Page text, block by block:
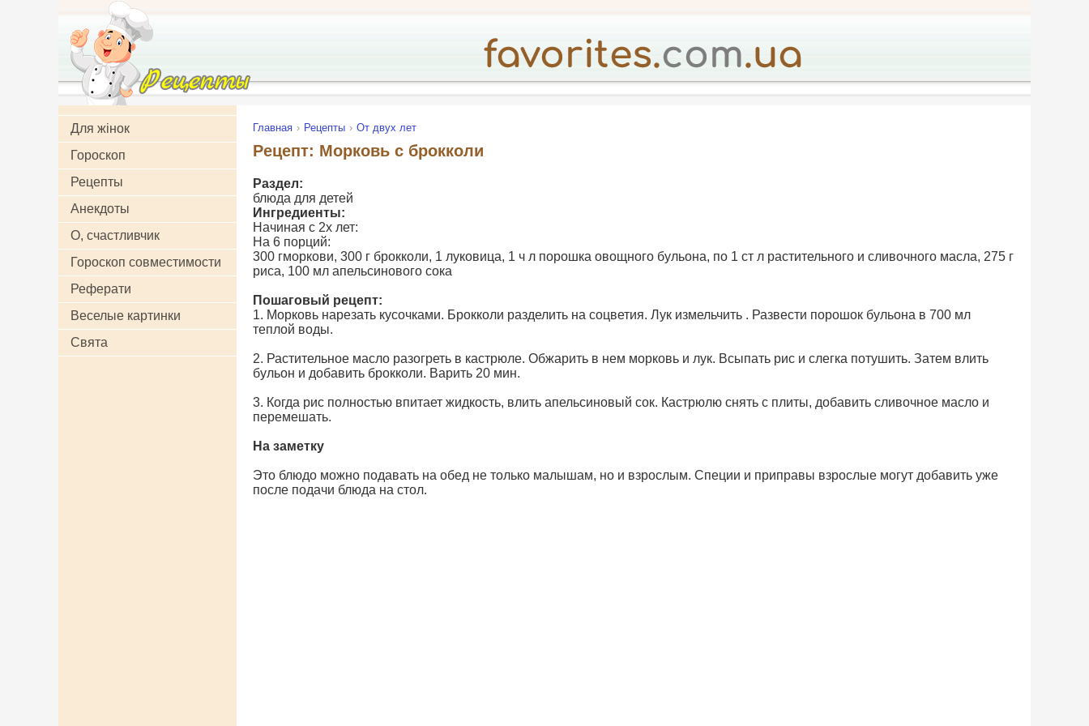
Для жінок
Гороскоп
Рецепты
Анекдоты
О, счастливчик
Гороскоп совместимости
Реферати
Веселые картинки
Свята
Главная Рецепты От двух лет
Рецепт: Морковь с брокколи
Раздел:
блюда для детей
Ингредиенты:
Начиная с 2х лет:
На 6 порций:
300 гморкови, 300 г брокколи, 1 луковица, 1 ч л порошка овощного бульона, по 1 ст л растительного и сливочного масла, 275 г
риса, 100 мл апельсинового сока
Пошаговый рецепт:
1. Морковь нарезать кусочками. Брокколи разделить на соцветия. Лук измельчить . Развести порошок бульона в 700 мл
теплой воды.
2. Растительное масло разогреть в кастрюле. Обжарить в нем морковь и лук. Всыпать рис и слегка потушить. Затем влить
бульон и добавить брокколи. Варить 20 мин.
3. Когда рис полностью впитает жидкость, влить апельсиновый сок. Кастрюлю снять с плиты, добавить сливочное масло и
перемешать.
На заметку
Это блюдо можно подавать на обед не только малышам, но и взрослым. Специи и приправы взрослые могут добавить уже
после подачи блюда на стол.